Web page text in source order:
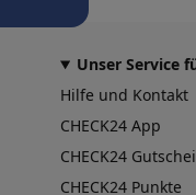
Unser Service
Hilfe und Kontakt
CHECK24 App
CHECK24
CHECK24 Punkte